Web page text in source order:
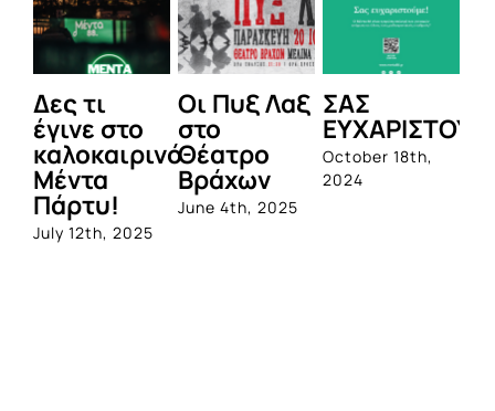
Δες τι
έγινε στο
καλοκαιρινό
Μέντα
Πάρτυ!
July 12th, 2025
Οι Πυξ Λαξ
στο
Θέατρο
Βράχων
June 4th, 2025
ΣΑΣ
October 18th,
2024